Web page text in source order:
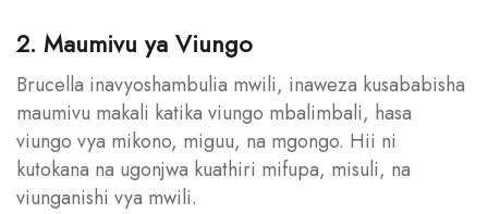
2. Maumivu ya Viungo
Brucella inavyoshambulia mwili, inaweza kusababisha
maumivu makali katika viungo mbalimbali, hasa
viungo vya mikono, miguu, na mgongo. Hii ni
kutokana na ugonjwa kuathiri mifupa, misuli, na
viunganishi vya mwili.